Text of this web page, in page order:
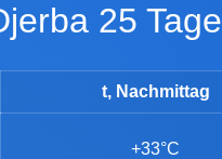
25 Tage
t, Nachmittag
+33°C